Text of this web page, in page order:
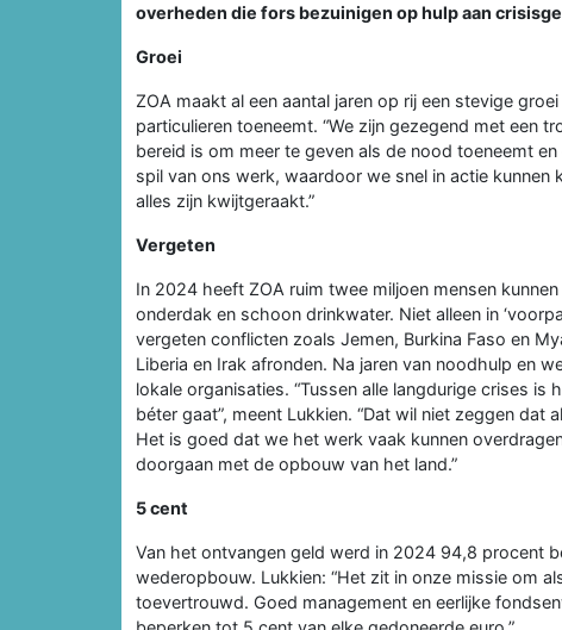
overheden die fors bezuinigen op hulp aan
Groei
ZOA maakt al een aantal jaren op rij een stevige
particulieren toeneemt. “We zijn gezegend met een
bereid is om meer te geven als de nood toeneemt
spil van ons werk, waardoor we snel in actie
alles zijn kwijtgeraakt.”
Vergeten
In 2024 heeft ZOA ruim twee miljoen mensen
onderdak en schoon drinkwater. Niet alleen in
vergeten conflicten zoals Jemen, Burkina Faso en
Liberia en Irak afronden. Na jaren van noodhulp en
lokale organisaties. “Tussen alle langdurige crises
béter gaat”, meent Lukkien. “Dat wil niet zeggen
Het is goed dat we het werk vaak kunnen
doorgaan met de opbouw van het land.”
5 cent
Van het ontvangen geld werd in 2024 94,8 procent
wederopbouw. Lukkien: “Het zit in onze missie om
toevertrouwd. Goed management en eerlijke